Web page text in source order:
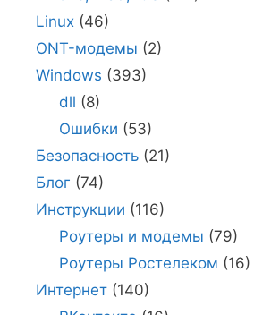
Linux (46)
ONT-модемы (2)
Windows (393)
dll (8)
Ошибки (53)
Безопасность (21)
Блог (74)
Инструкции (116)
Роутеры и модемы (79)
Роутеры Ростелеком (16)
Интернет (140)